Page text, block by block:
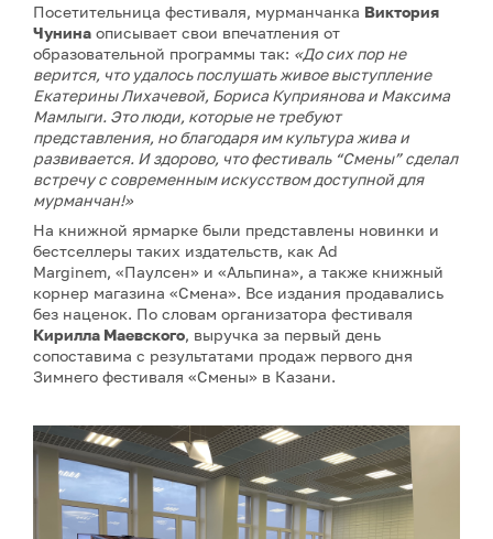
Посетительница фестиваля, мурманчанка Виктория
Чунина описывает свои впечатления от
образовательной программы так: «До сих пор не
верится, что удалось послушать живое выступление
Екатерины Лихачевой, Бориса Куприянова и Максима
Мамлыги. Это люди, которые не требуют
представления, но благодаря им культура жива и
развивается. И здорово, что фестиваль “Смены” сделал
встречу с современным искусством доступной для
мурманчан!»
На книжной ярмарке были представлены новинки и
бестселлеры таких издательств, как Ad
Marginem, «Паулсен» и «Альпина», а также книжный
корнер магазина «Смена». Все издания продавались
без наценок. По словам организатора фестиваля
Кирилла Маевского, выручка за первый день
сопоставима с результатами продаж первого дня
Зимнего фестиваля «Смены» в Казани.